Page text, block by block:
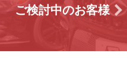
ご検討中のお客様